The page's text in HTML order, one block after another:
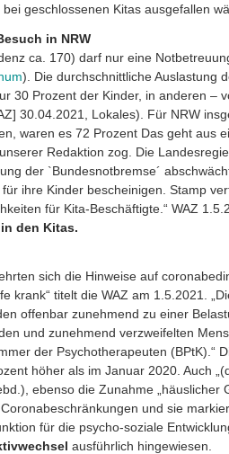
geschlossenen Kitas ausgefallen
in NRW
ca. 170) darf nur eine
). Die durchschnittliche Auslastung
30 Prozent der Kinder, in anderen –
30.04.2021, Lokales). Für NRW
waren es 72 Prozent Das geht aus
Redaktion zog. Die
der `Bundesnotbremse´
ihre Kinder bescheinigen. Stamp
für Kita-Beschäftigte.“ WAZ
den Kitas.
sich die Hinweise auf
krank“ titelt die WAZ am 1.5.2021.
offenbar zunehmend zu einer
und zunehmend verzweifelten
der Psychotherapeuten (BPtK).“
höher als im Januar 2020. Auch
ebenso die Zunahme
und sie
für die psycho-soziale
ausführlich hingewiesen.